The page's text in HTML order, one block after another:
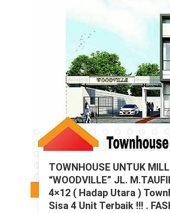
TOWNHOUSE UNTUK
“WOODVILLE” JL.
4×12 ( Hadap Utara )
Sisa 4 Unit Terbaik !!! .